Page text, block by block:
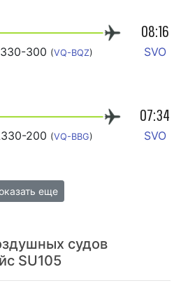
08:16
300 (VQ-BQZ) SVO
07:34
200 (VQ-BBG) SVO
еще
судов
SU105